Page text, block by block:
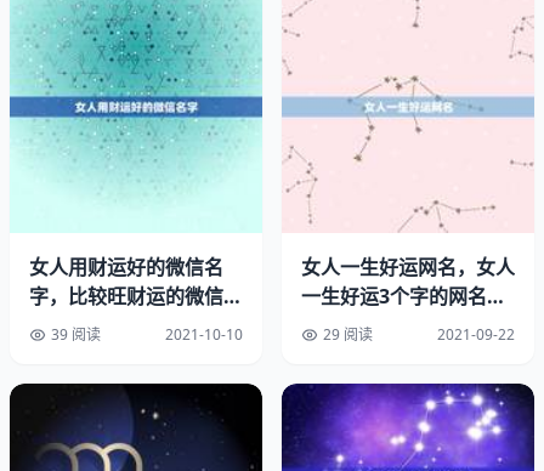
5.匡助良多
6.嘉惠永铭好运微信名字。
7.赞襄良多好运微信名 昵称 带来好运。
8.受益良多
9.居功厥伟
10.热心堪崇带来好运的微信名称。
11.惜别常忆
12.德业弥珍
13.敦睦情谊
女人用财运好的微信名
字，比较旺财运的微信名
字 39 阅读 2021-10-10
女人一生好运网名，女人
一生好运3个字的网名有
哪些？
29 阅读 2021-09-22